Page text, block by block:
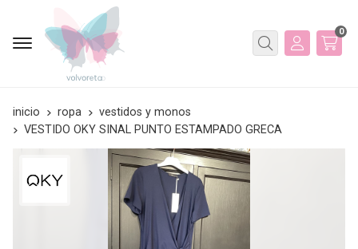
Buscar
0
inicio ropa
vestidos y monos
VESTIDO OKY SINAL PUNTO ESTAMPADO GRECA